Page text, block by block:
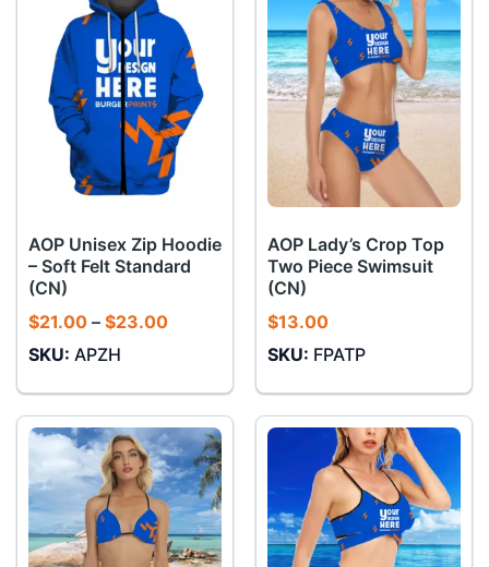
AOP Unisex Zip Hoodie
– Soft Felt Standard
(CN)
$21.00 – $23.00Khoảng
đến
SKU: APZH
AOP Lady’s Crop Top
Two Piece Swimsuit
(CN)
$13.00
SKU: FPATP